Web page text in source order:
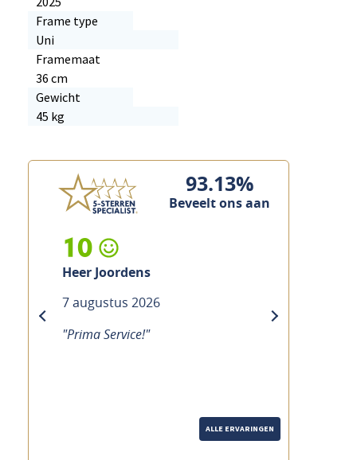
Frame type
Uni
Framemaat
36 cm
Gewicht
45 kg
93.13%
Beveelt ons aan
10
Heer Custers
7 augustus 2026
"Prima service, vakkundig en snel"
next
ALLE ERVARINGEN